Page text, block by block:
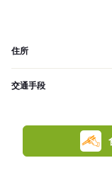
住所
交通手段